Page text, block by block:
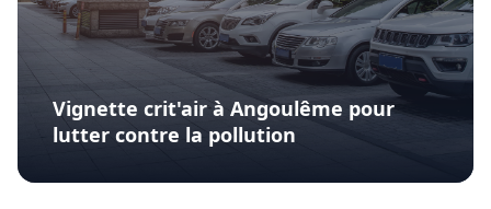
Vignette crit'air à Angoulême pour
lutter contre la pollution